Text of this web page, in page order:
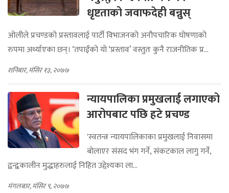
धृष्टताको जवाफदेही बन्नुस्
ओलीले प्रचण्डको प्रस्तावलाई पार्टी विभाजनको अनौपचारिक घोषणाको
रुपमा अर्थ्याएका छन्। ‘तपाईंको यो ‘प्रस्ताव’ वस्तुतः कुनै राजनीतिक प्र...
शनिबार, मंसिर १३, २०७७
न्यायपालिका प्रमुखलाई लगाएको
आरोपबाट पछि हटे प्रचण्ड
'स्वतन्त्र न्यायपालिकाका प्रमुखलाई निवासमा
बोलाएर संसद भंग गर्ने, संकटकाल लागु गर्ने,
द्वन्द्वकालीन मुद्धाहरुलाई निहित उद्देश्यका ला...
मंगलबार, मंसिर ९, २०७७